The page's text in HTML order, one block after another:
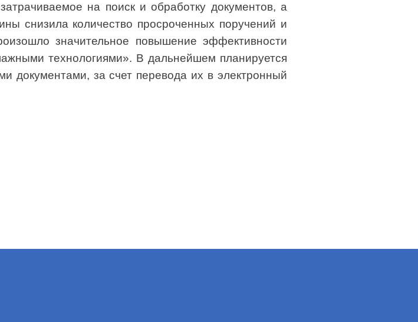
на поиск и обработку документов, а
снизила количество просроченных поручений и
значительное повышение эффективности
технологиями». В дальнейшем планируется
документами, за счет перевода их в электронный